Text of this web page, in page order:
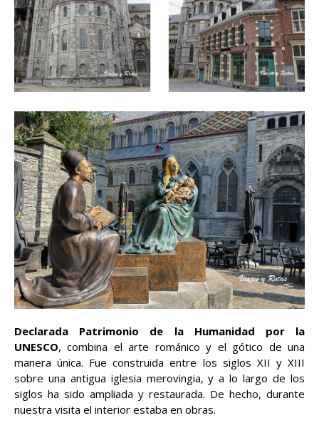
Declarada Patrimonio de la Humanidad por la
UNESCO, combina el arte románico y el gótico de una
manera única. Fue construida entre los siglos XII y XIII
sobre una antigua iglesia merovingia, y a lo largo de los
siglos ha sido ampliada y restaurada. De hecho, durante
nuestra visita el interior estaba en obras.